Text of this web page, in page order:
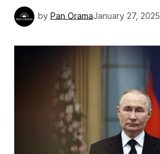
by Pan OramaJanuary 27, 2025